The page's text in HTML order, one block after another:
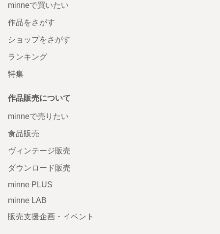
minneで買いたい
作品をさがす
ショップをさがす
ランキング
特集
作品販売について
minneで売りたい
食品販売
ヴィンテージ販売
ダウンロード販売
minne PLUS
minne LAB
販売支援企画・イベント